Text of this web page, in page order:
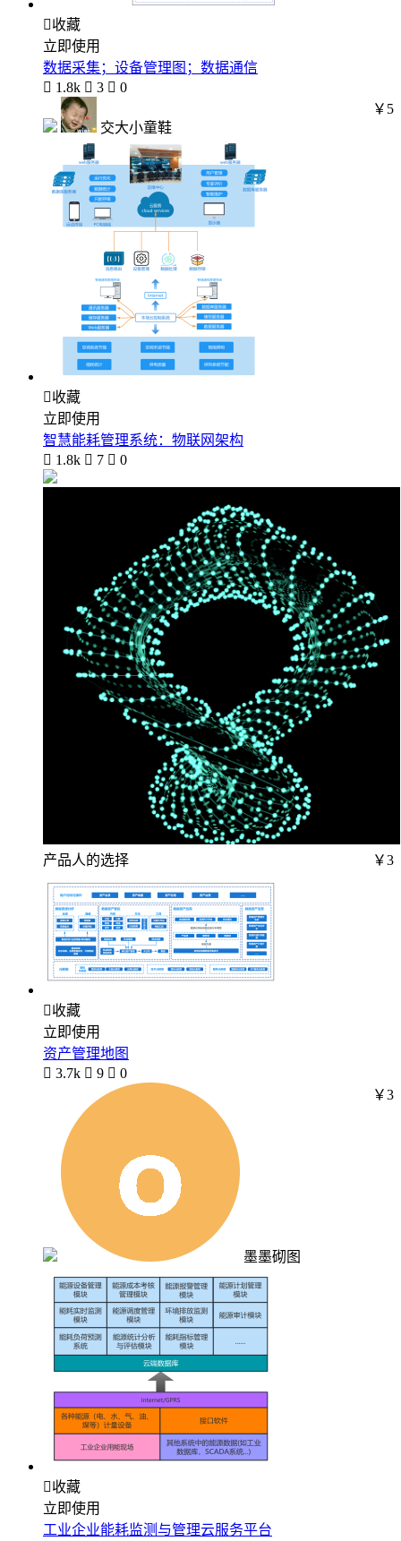
收藏
立即使用
数据采集；设备管理图；数据通信
 1.8k  3  0
交大小童鞋
￥5
收藏
立即使用
智慧能耗管理系统：物联网架构
 1.8k  7  0
产品人的选择 ￥3
收藏
立即使用
资产管理地图
 3.7k  9  0
墨墨砌图
￥3
收藏
立即使用
工业企业能耗监测与管理云服务平台